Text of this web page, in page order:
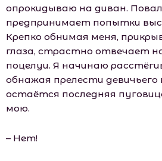
опрокидываю на диван.
предпринимает попытки
Крепко обнимая меня,
глаза, страстно отвечает
поцелуи. Я начинаю
обнажая прелести девичьего
остаётся последняя
мою.
– Нет!